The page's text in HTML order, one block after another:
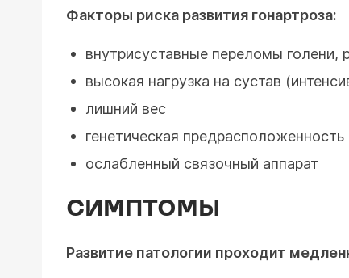
Факторы риска развития гонартроза:
внутрисуставные переломы голени,
высокая нагрузка на сустав
лишний вес
генетическая предрасположенность
ослабленный связочный аппарат
СИМПТОМЫ
Развитие патологии проходит